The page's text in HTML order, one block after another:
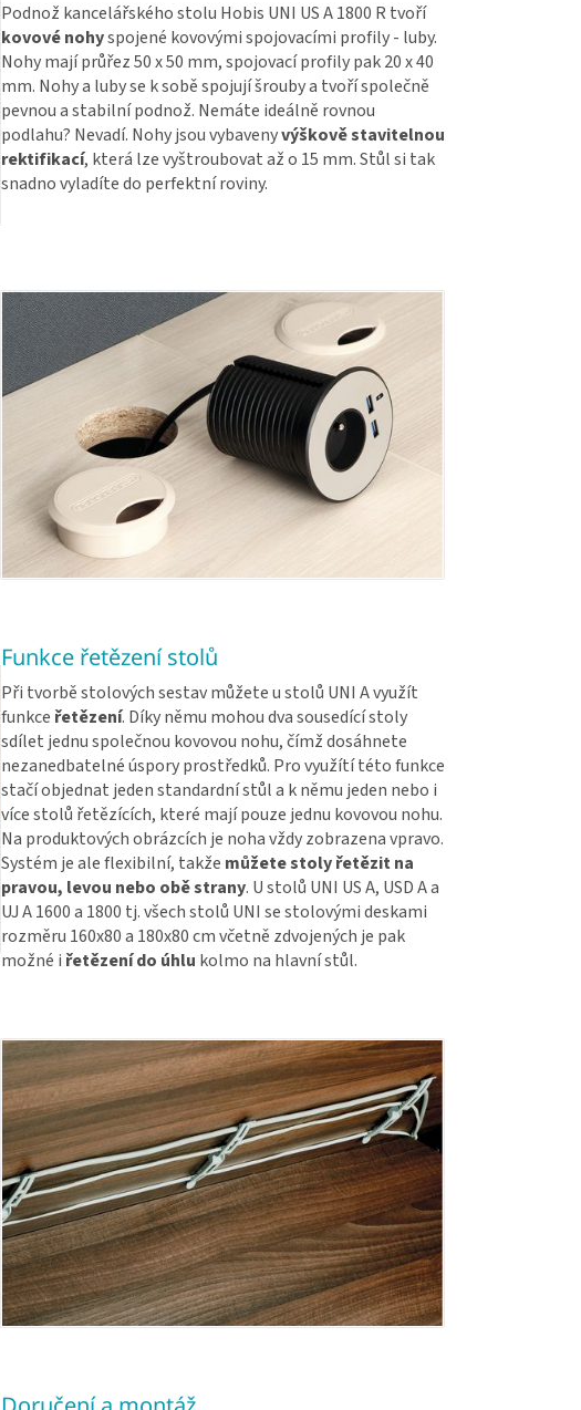
Podnož kancelářského stolu Hobis UNI US A 1800 R tvoří
kovové nohyspojené kovovými spojovacími profily - luby.
Nohy mají průřez 50 x 50 mm, spojovací profily pak 20 x 40
mm. Nohy a luby se k sobě spojují šrouby a tvoří společně
pevnou a stabilní podnož. Nemáte ideálně rovnou
podlahu? Nevadí. Nohy jsou vybavenyvýškově stavitelnou
rektifikací, která lze vyštroubovat až o 15 mm. Stůl si tak
snadno vyladíte do perfektní roviny.
Funkce řetězení stolů
Při tvorbě stolových sestav můžete u stolů UNI A využít
funkce řetězení. Díky němu mohou dva sousedící stoly
sdílet jednu společnou kovovou nohu, čímž dosáhnete
nezanedbatelné úspory prostředků. Pro využítí této funkce
stačí objednat jeden standardní stůl a k němu jeden nebo i
více stolů řetězících, které mají pouze jednu kovovou nohu.
Na produktových obrázcích je noha vždy zobrazena vpravo.
Systém je ale flexibilní, takže můžete stoly řetězit na
pravou, levou nebo obě strany. U stolů UNI US A, USD A a
UJ A 1600 a 1800 tj. všech stolů UNI se stolovými deskami
rozměru 160x80 a 180x80 cm včetně zdvojených je pak
možné i řetězení do úhlu kolmo na hlavní stůl.